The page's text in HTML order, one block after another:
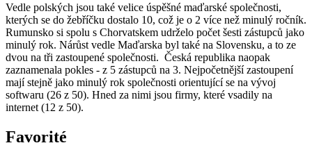
Vedle polských jsou také velice úspěšné maďarské společnosti,
kterých se do žebříčku dostalo 10, což je o 2 více než minulý ročník.
Rumunsko si spolu s Chorvatskem udrželo počet šesti zástupců jako
minulý rok. Nárůst vedle Maďarska byl také na Slovensku, a to ze
dvou na tři zastoupené společnosti. Česká republika naopak
zaznamenala pokles - z 5 zástupců na 3. Nejpočetnější zastoupení
mají stejně jako minulý rok společnosti orientující se na vývoj
softwaru (26 z 50). Hned za nimi jsou firmy, které vsadily na
internet (12 z 50).
Favorité